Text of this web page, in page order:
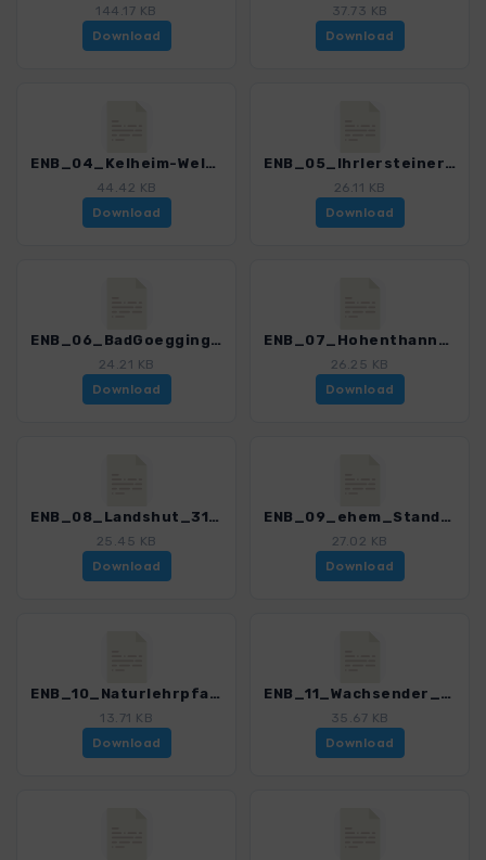
144.17 KB
Download
37.73 KB
Download
ENB_04_Kelheim-Weltenburg_3191_1.gpx
44.42 KB
Download
ENB_05_Ihrlersteiner_Erlebnispfad_3191_1.gpx
26.11 KB
Download
ENB_06_BadGoegging_3191_1.gpx
24.21 KB
Download
ENB_07_Hohenthanner_Lehrpfad_3191_1.gpx
26.25 KB
Download
ENB_08_Landshut_3191_1.gpx
25.45 KB
Download
ENB_09_ehem_Standortuebungsplatz_3191_1.gpx
27.02 KB
Download
ENB_10_Naturlehrpfad_Klausenwald_3191_1.gpx
13.71 KB
Download
ENB_11_Wachsender_Felsen_3191_1.gpx
35.67 KB
Download